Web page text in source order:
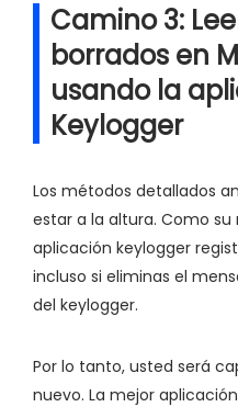
Camino 3:
borrados en
usando la
Keylogger
Los métodos detallados
estar a la altura. Como
aplicación keylogger
incluso si eliminas el
del keylogger.
Por lo tanto, usted será
nuevo. La mejor